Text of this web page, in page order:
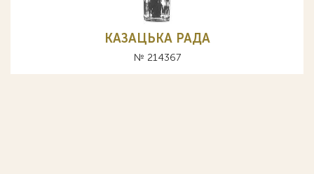
КАЗАЦЬКА РАДА
№ 214367